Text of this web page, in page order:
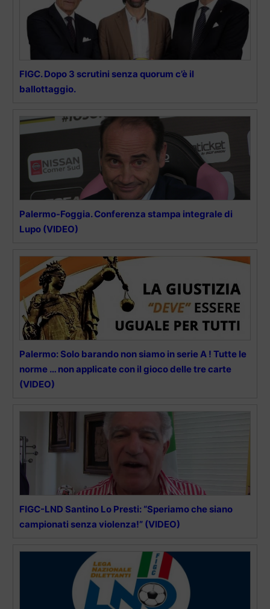
FIGC. Dopo 3 scrutini senza quorum c’è il
ballottaggio.
Palermo-Foggia. Conferenza stampa integrale di
Lupo (VIDEO)
Palermo: Solo barando non siamo in serie A ! Tutte le
norme … non applicate con il gioco delle tre carte
(VIDEO)
FIGC-LND Santino Lo Presti: “Speriamo che siano
campionati senza violenza!” (VIDEO)